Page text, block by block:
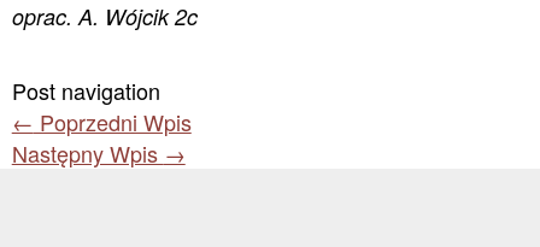
oprac. A. Wójcik 2c
Post navigation
← Poprzedni Wpis
Następny Wpis →